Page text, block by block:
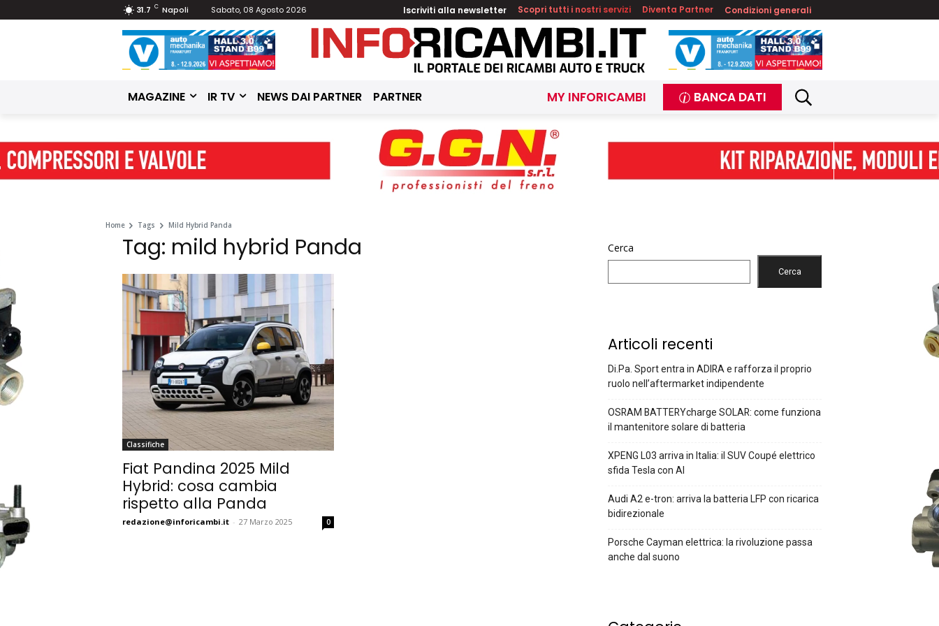
31.7 C Napoli Sabato, 08 Agosto 2026 Iscriviti alla newsletter Scopri tutti i nostri servizi Diventa Partner Condizioni generali
MAGAZINE IR TV NEWS DAI PARTNER PARTNER MY INFORICAMBI BANCA DATI
Home Tags Mild Hybrid Panda
Tag: mild hybrid Panda
Classifiche
Fiat Pandina 2025 Mild
Hybrid: cosa cambia
rispetto alla Panda
redazione@inforicambi.it - 27 Marzo 2025 0
Cerca
Cerca
Articoli recenti
Di.Pa. Sport entra in ADIRA e rafforza il proprio
ruolo nell’aftermarket indipendente
OSRAM BATTERYcharge SOLAR: come funziona
il mantenitore solare di batteria
XPENG L03 arriva in Italia: il SUV Coupé elettrico
sfida Tesla con AI
Audi A2 e-tron: arriva la batteria LFP con ricarica
bidirezionale
Porsche Cayman elettrica: la rivoluzione passa
anche dal suono